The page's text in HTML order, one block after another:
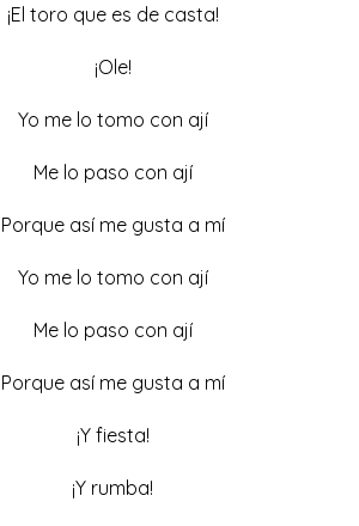
¡El toro que es de casta!
¡Ole!
Yo me lo tomo con ají
Me lo paso con ají
Porque así me gusta a mí
Yo me lo tomo con ají
Me lo paso con ají
Porque así me gusta a mí
¡Y fiesta!
¡Y rumba!